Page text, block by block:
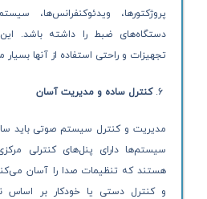
پروژکتورها، ویدئوکنفرانس‌ها،
دستگاه‌های ضبط را داشته باشد.
تجهیزات و راحتی استفاده از آنها
کنترل ساده و مدیریت آسان
مدیریت و کنترل سیستم صوتی باید
سیستم‌ها دارای پنل‌های کنترلی
هستند که تنظیمات صدا را آسان
و کنترل دستی یا خودکار بر اساس